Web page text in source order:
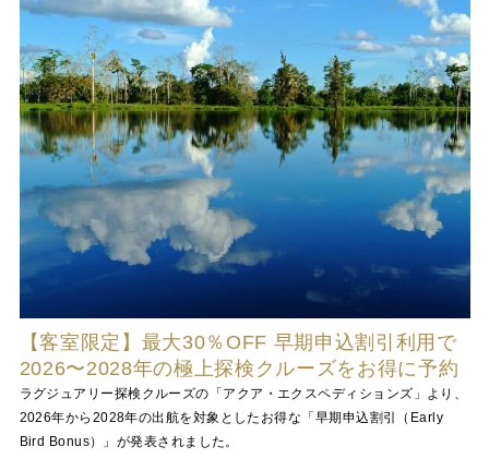
【客室限定】最大30％OFF 早期申込割引利用で
2026〜2028年の極上探検クルーズをお得に予約
ラグジュアリー探検クルーズの「アクア・エクスペディションズ」より、
2026年から2028年の出航を対象としたお得な「早期申込割引（Early
Bird Bonus）」が発表されました。